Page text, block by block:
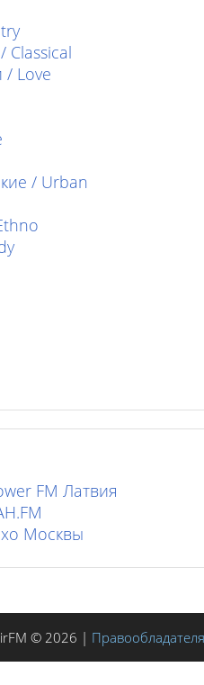
Classical
/ Love
/ Urban
FM Латвия
Москвы
© 2026 |